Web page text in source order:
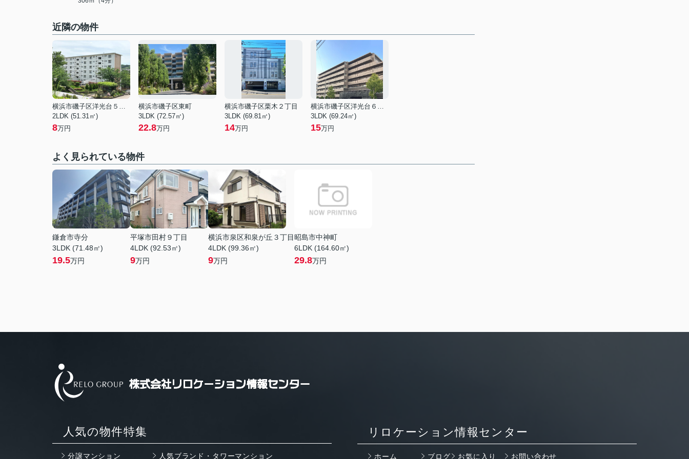
近隣の物件
横浜市磯子区洋光台５丁目
2LDK (51.31㎡)
8万円
横浜市磯子区東町
3LDK (72.57㎡)
22.8万円
横浜市磯子区栗木２丁目
3LDK (69.81㎡)
14万円
横浜市磯子区洋光台６丁目
3LDK (69.24㎡)
15万円
よく見られている物件
鎌倉市寺分
3LDK (71.48㎡)
19.5万円
平塚市田村９丁目
4LDK (92.53㎡)
9万円
横浜市泉区和泉が丘３丁目
4LDK (99.36㎡)
9万円
昭島市中神町
6LDK (164.60㎡)
29.8万円
人気の物件特集
分譲マンション 人気ブランド・タワーマンション
リロケーション情報センター
ホーム ブログ お気に入り お問い合わせ